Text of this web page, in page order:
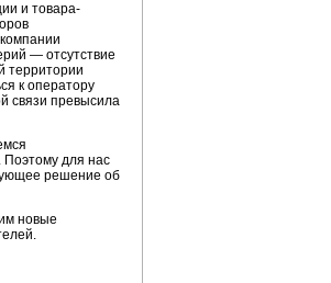
и товара-
— отсутствие
территории
к оператору
связи превысила
Поэтому для нас
решение об
новые